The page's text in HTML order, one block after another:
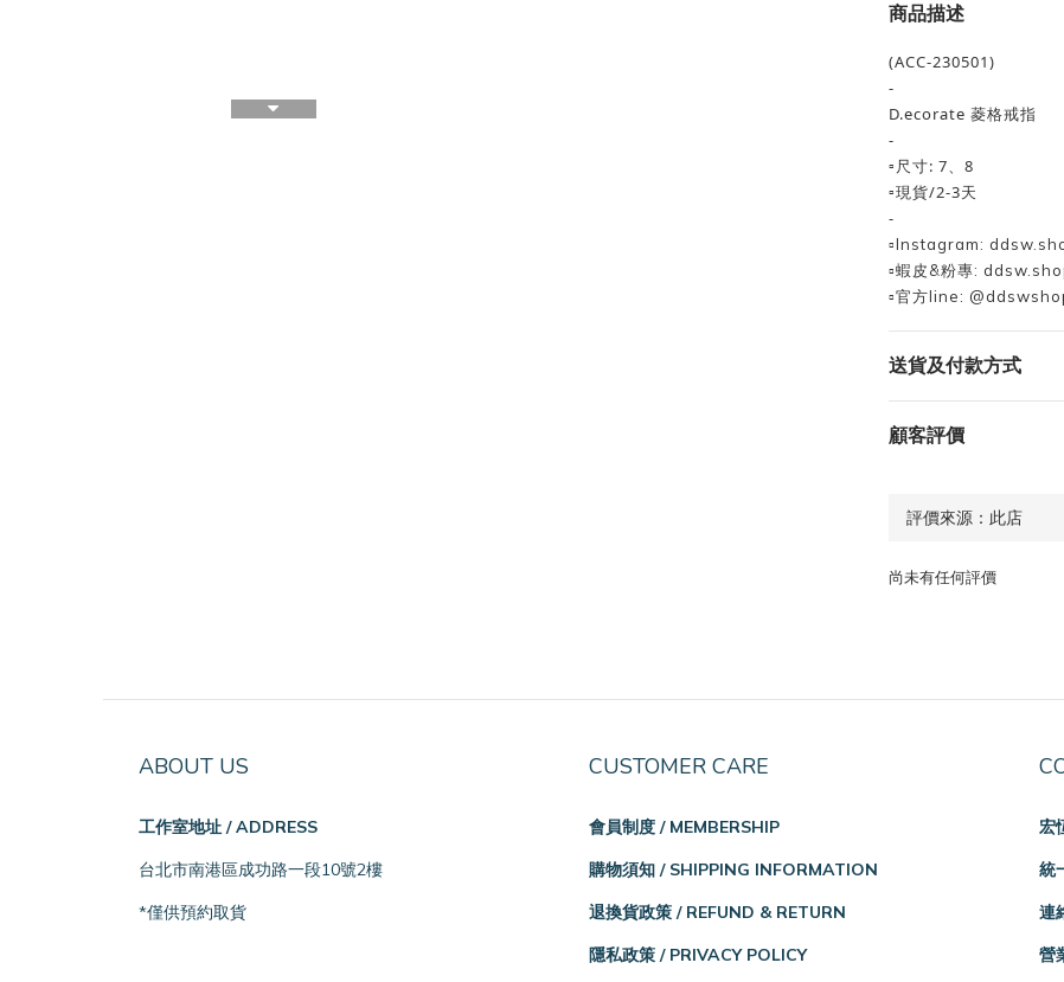
商品描述
(ACC-230501)
-
D.ecorate 菱格戒指
-
▫️尺寸: 7、8
▫️現貨/2-3天
-
▫️Instagram:
▫️蝦皮&粉專:
▫️官方line:
送貨及付款方式
顧客評價
尚未有任何評價
ABOUT US
工作室地址 / ADDRESS
台北市南港區成功路一段10號2樓
*僅供預約取貨
CUSTOMER CARE
會員制度 / MEMBERSHIP
購物須知 / SHIPPING INFORMATION
退換貨政策 / REFUND & RETURN
隱私政策 / PRIVACY POLICY
宏
統
連
營